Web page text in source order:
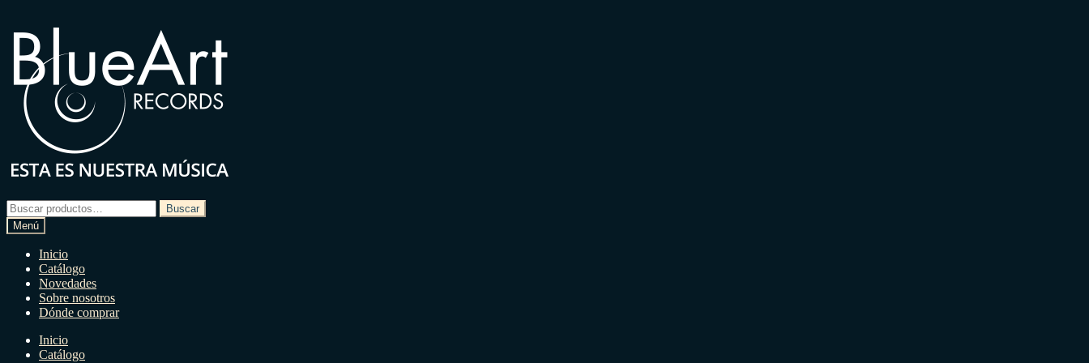
navegación
página
Buscar
por:
Buscar
Menú
Inicio
Catálogo
Novedades
Sobre nosotros
Dónde comprar
Inicio
Catálogo